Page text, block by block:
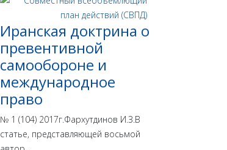
Иранская доктрина о
превентивной
самообороне и
международное
право
№ 1 (104) 2017г.Фархутдинов И.З.В
статье, представляющей восьмой